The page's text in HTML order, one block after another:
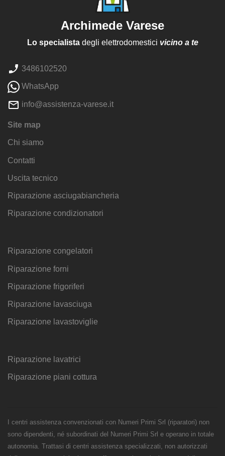
Archimede Varese
Lo specialistadegli elettrodomestici vicino a te
3486102520
WhatsApp
info@assistenza-varese.it
Site map
Chi siamo
Contatti
Uscita tecnico
Riparazione asciugabiancheria
Riparazione condizionatori
Riparazione congelatori
Riparazione forni
Riparazione frigoriferi
Riparazione lavasciuga
Riparazione lavastoviglie
Riparazione lavatrici
Riparazione piani cottura
I centri assistenza convenzionati con Numeri Primi Srl (riparatori) non
sono dipendenti, né subordinati del Numeri Primi Srl e operano in totale
autonomia. Trattasi di centri assistenza specializzati, non autorizzati